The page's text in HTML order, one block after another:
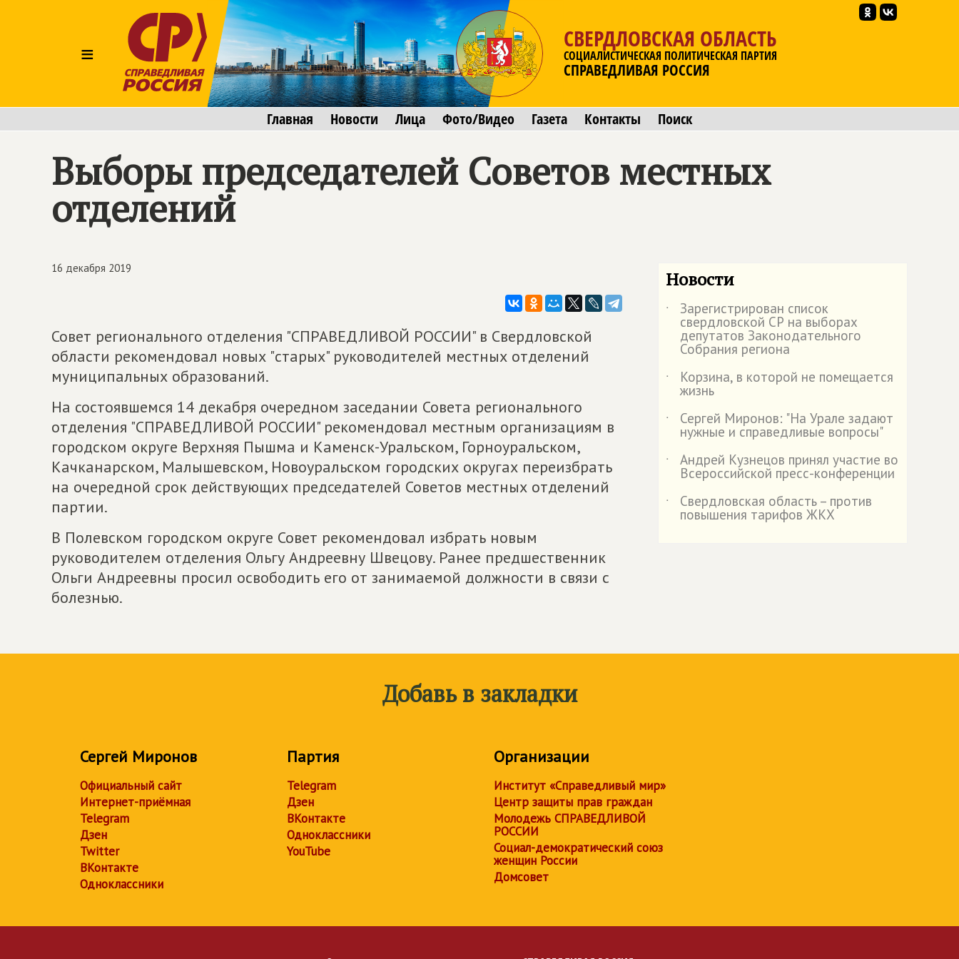
≡
СВЕРДЛОВСКАЯ ОБЛАСТЬ
СОЦИАЛИСТИЧЕСКАЯ ПОЛИТИЧЕСКАЯ ПАРТИЯ
СПРАВЕДЛИВАЯ РОССИЯ
Главная Новости Лица Фото/Видео Газета Контакты Поиск
Выборы председателей Советов местных
отделений
16 декабря 2019
Совет регионального отделения "СПРАВЕДЛИВОЙ РОССИИ" в Свердловской
области рекомендовал новых "старых" руководителей местных отделений
муниципальных образований.
На состоявшемся 14 декабря очередном заседании Совета регионального
отделения "СПРАВЕДЛИВОЙ РОССИИ" рекомендовал местным организациям в
городском округе Верхняя Пышма и Каменск-Уральском, Горноуральском,
Качканарском, Малышевском, Новоуральском городских округах переизбрать
на очередной срок действующих председателей Советов местных отделений
партии.
В Полевском городском округе Совет рекомендовал избрать новым
руководителем отделения Ольгу Андреевну Швецову. Ранее предшественник
Ольги Андреевны просил освободить его от занимаемой должности в связи с
болезнью.
Новости
˙ Зарегистрирован список
свердловской СР на выборах
депутатов Законодательного
Собрания региона
˙
Корзина, в которой не помещается
жизнь
˙
Сергей Миронов: "На Урале задают
нужные и справедливые вопросы"
˙
Андрей Кузнецов принял участие во
Всероссийской пресс-конференции
˙
Свердловская область – против
повышения тарифов ЖКХ
Добавь в закладки
Сергей Миронов
Официальный сайт
Интернет-приёмная
Telegram
Дзен
Twitter
ВКонтакте
Одноклассники
Партия
Telegram
Дзен
ВКонтакте
Одноклассники
YouTube
Организации
Институт «Справедливый мир»
Центр защиты прав граждан
Молодежь СПРАВЕДЛИВОЙ
РОССИИ
Социал-демократический союз
женщин России
Домсовет